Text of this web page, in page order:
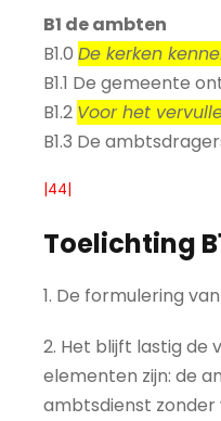
B1 de ambten
B1.0 De kerken
B1.1 De gemeente
B1.2 Voor het
B1.3 De
|44|
Toelichting
1. De formulering
2. Het blijft lastig de
elementen zijn: de
ambtsdienst zonder